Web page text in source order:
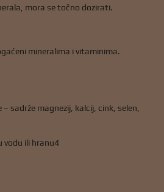
mora se točno dozirati.
mineralima i vitaminima.
sadrže magnezij, kalcij, cink, selen,
vodu ili hranu4